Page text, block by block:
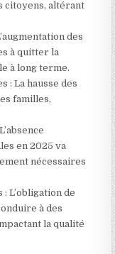
citoyens, altérant
des
à quitter la
à long terme.
: La hausse des
familles,
en 2025 va
nécessaires
L’obligation de
à des
la qualité